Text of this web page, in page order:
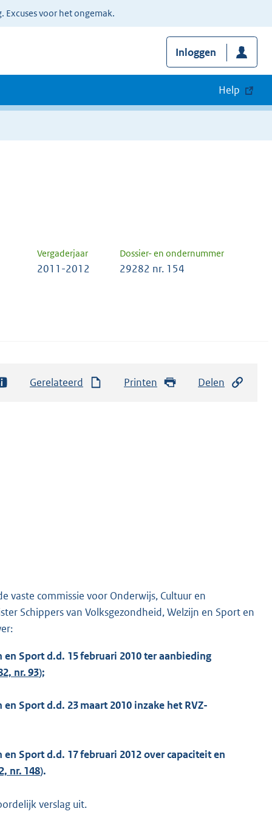
voor het ongemak.
Inloggen
Help
Vergaderjaar Dossier- en ondernummer
2011-2012 29282 nr. 154
Gerelateerd Printen Delen
vaste commissie voor Onderwijs, Cultuur en
Schippers van Volksgezondheid, Welzijn en Sport en
Sport d.d. 15 februari 2010 ter aanbieding
nr. 93);
Sport d.d. 23 maart 2010 inzake het RVZ-
Sport d.d. 17 februari 2012 over capaciteit en
nr. 148).
verslag uit.